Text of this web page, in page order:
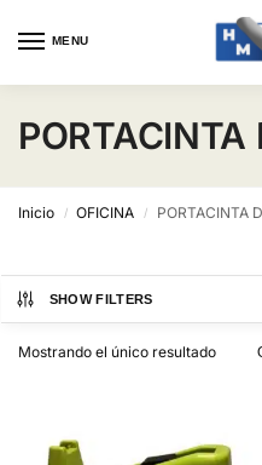
MENU
PORTACINTA
Inicio / OFICINA / PORTACINTA
SHOW FILTERS
Mostrando el único resultado